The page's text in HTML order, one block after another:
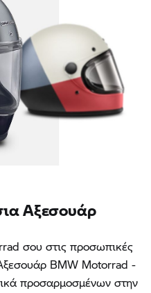
Αξεσουάρ
σου στις προσωπικές
BMW Motorrad -
προσαρμοσμένων στην